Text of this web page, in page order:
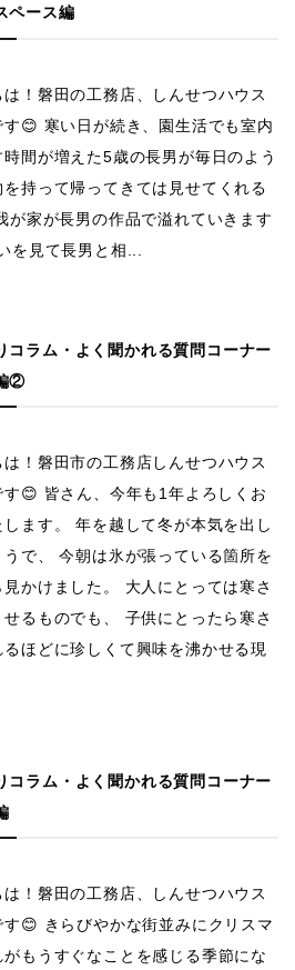
ペース編
は！磐田の工務店、しんせつハウス
す😊 寒い日が続き、園生活でも室内
時間が増えた5歳の長男が毎日のよう
を持って帰ってきては見せてくれる
が家が長男の作品で溢れていきます
を見て長男と相...
コラム・よく聞かれる質問コーナー
②
は！磐田市の工務店しんせつハウス
す😊 皆さん、今年も1年よろしくお
します。 年を越して冬が本気を出し
うで、 今朝は氷が張っている箇所を
見かけました。 大人にとっては寒さ
せるものでも、 子供にとったら寒さ
るほどに珍しくて興味を沸かせる現
コラム・よく聞かれる質問コーナー
は！磐田の工務店、しんせつハウス
す😊 きらびやかな街並みにクリスマ
がもうすぐなことを感じる季節にな